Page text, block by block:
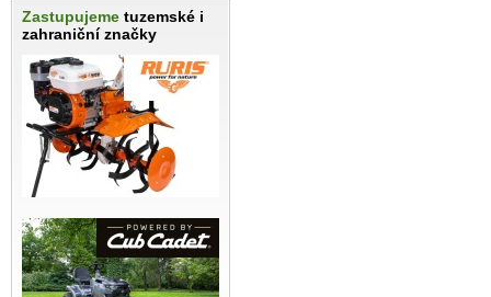
Zastupujeme tuzemské i
zahraniční značky